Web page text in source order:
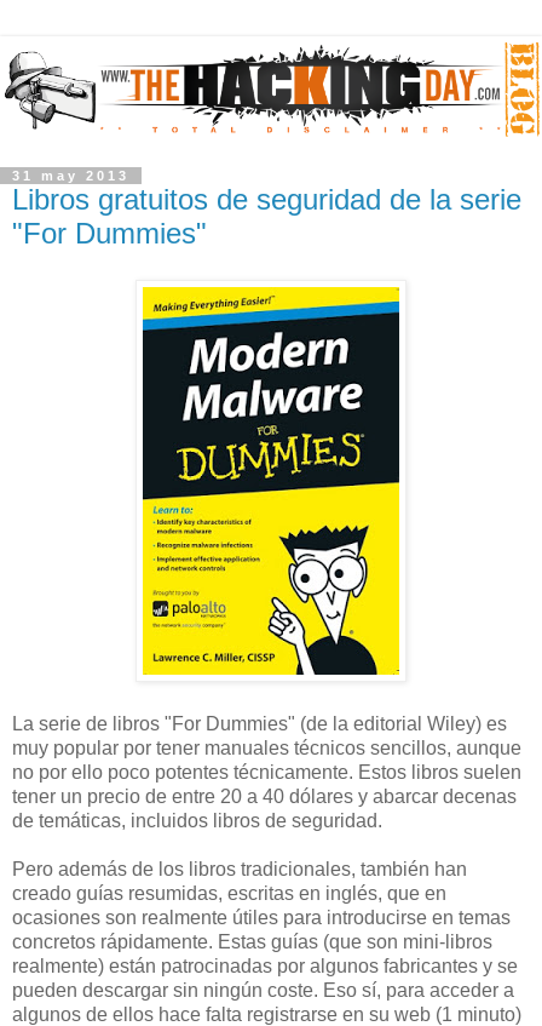
31 may 2013
Libros gratuitos de seguridad de la serie
"For Dummies"
La serie de libros "For Dummies" (de la editorial Wiley) es
muy popular por tener manuales técnicos sencillos, aunque
no por ello poco potentes técnicamente. Estos libros suelen
tener un precio de entre 20 a 40 dólares y abarcar decenas
de temáticas, incluidos libros de seguridad.
Pero además de los libros tradicionales, también han
creado guías resumidas, escritas en inglés, que en
ocasiones son realmente útiles para introducirse en temas
concretos rápidamente. Estas guías (que son mini-libros
realmente) están patrocinadas por algunos fabricantes y se
pueden descargar sin ningún coste. Eso sí, para acceder a
algunos de ellos hace falta registrarse en su web (1 minuto)